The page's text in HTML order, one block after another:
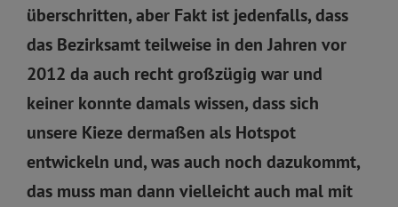
überschritten, aber Fakt ist jedenfalls, dass
das Bezirksamt teilweise in den Jahren vor
2012 da auch recht großzügig war und
keiner konnte damals wissen, dass sich
unsere Kieze dermaßen als Hotspot
entwickeln und, was auch noch dazukommt,
das muss man dann vielleicht auch mal mit